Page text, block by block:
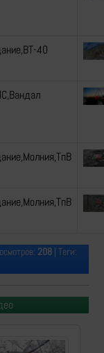
40
208 | Теги: